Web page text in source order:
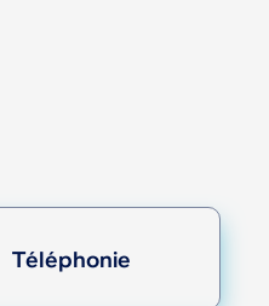
Téléphonie